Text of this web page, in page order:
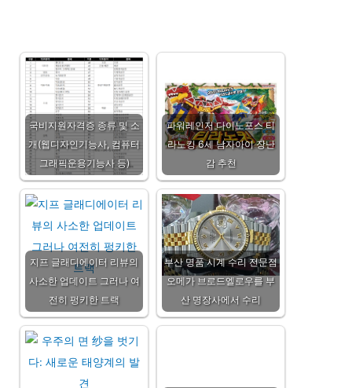
국비지원자격증 종류 및 소
개(웹디자인기능사, 컴퓨터
그래픽운용기능사 등)
파워레인저 다이노포스 티
라노킹 6세 남자아이 장난
감 추천
지프 글래디에이터 리뷰의
사소한 업데이트 그러나 여
전히 펑키한 트랙
부산 명품 시계 수리 전문점
오메가 브로드엘로우를 부
산 명장사에서 수리